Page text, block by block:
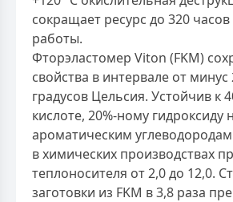
сокращает ресурс до 320
работы.
Фторэластомер Viton (FKM)
свойства в интервале от
градусов Цельсия. Устойчив к
кислоте, 20%-ному гидроксиду
ароматическим
в химических производствах
теплоносителя от 2,0 до 12,0.
заготовки из FKM в 3,8 раза